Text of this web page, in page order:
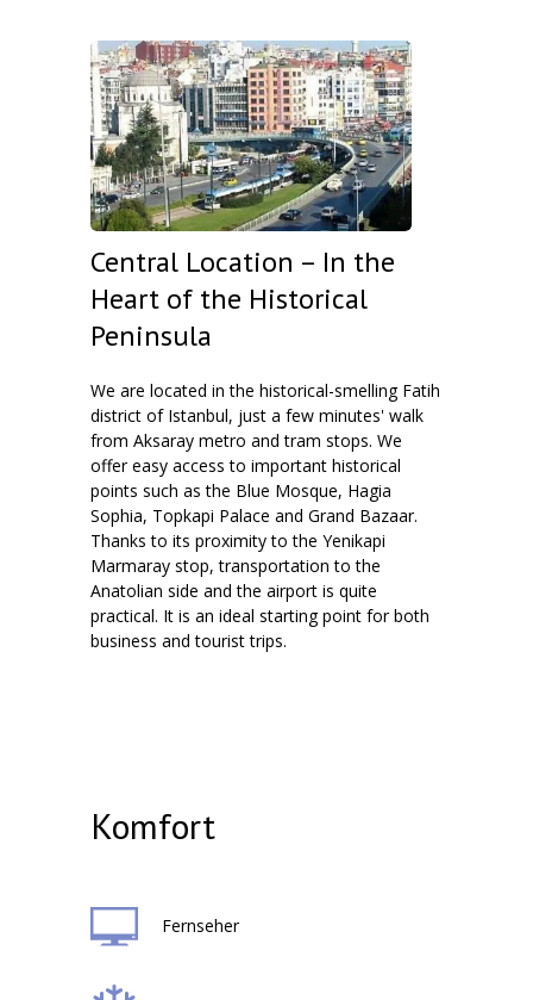
Central Location – In the
Heart of the Historical
Peninsula
We are located in the historical-smelling Fatih
district of Istanbul, just a few minutes' walk
from Aksaray metro and tram stops. We
offer easy access to important historical
points such as the Blue Mosque, Hagia
Sophia, Topkapi Palace and Grand Bazaar.
Thanks to its proximity to the Yenikapi
Marmaray stop, transportation to the
Anatolian side and the airport is quite
practical. It is an ideal starting point for both
business and tourist trips.
Komfort
Fernseher